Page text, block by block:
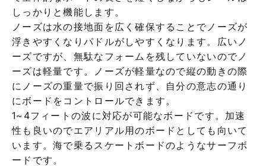
しっかりと機能します。
ノーズは水の接地面を広く確保することでノーズが
浮きやすくなりパドルがしやすくなります。広いノ
ーズですが、無駄なフォームを残していないのでノ
ーズは軽量です。ノーズが軽量なので縦の動きの際
にノーズの重量で振り回されず、自分の意志の通り
にボードをコントロールできます。
1~4フィートの波に対応が可能なボードです。加速
性も良いのでエアリアル用のボードとしても向いて
います。海で乗るスケートボードのようなサーフボ
ードです。